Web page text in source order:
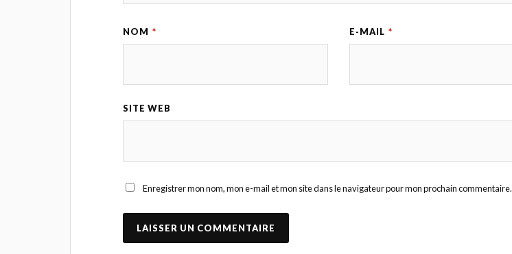
NOM * E-MAIL *
SITE WEB
Enregistrer mon nom, mon e-mail et mon site dans le navigateur pour mon prochain commentaire.